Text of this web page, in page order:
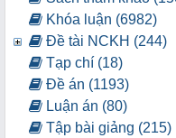
Khóa luận (6982)
Đề tài NCKH (244)
Tạp chí (18)
Đề án (1193)
Luận án (80)
Tập bài giảng (215)